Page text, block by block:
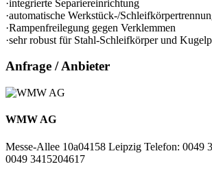
·integrierte Separiereinrichtung
·automatische Werkstück-/
·Rampenfreilegung gegen Verklemmen
·sehr robust für Stahl-Schleifkörper und
Anfrage / Anbieter
WMW AG
Messe-Allee 10a04158 Leipzig Telefon: 0049
0049 3415204617